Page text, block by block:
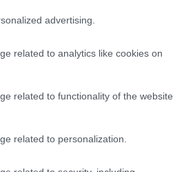
advertising.
related to analytics like cookies on
related to functionality of the website
related to personalization.
».
στον «κωδικό
για την συμπλήρωση
είναι σωστά μετά
όπου θα πρέπει
«Εκτυπώσεις».